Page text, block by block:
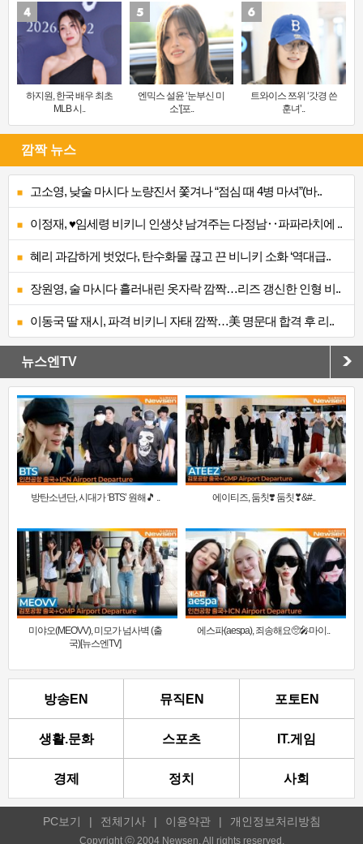
하지원, 한국 배우 최초
MLB 시..
엔믹스 설윤 ‘눈부신 미
소’[포..
트와이스 쯔위 ‘갓경 쓴
훈녀’..
깜짝 뉴스
고소영, 낮술 마시다 노량진서 쫓겨나 “점심 때 4병 마셔”(바..
이정재, ♥임세령 비키니 인생샷 남겨주는 다정남‥파파라치에 ..
혜리 과감하게 벗었다, 탄수화물 끊고 끈 비니키 소화 ‘역대급..
장원영, 술 마시다 흘러내린 옷자락 깜짝…리즈 갱신한 인형 비..
이동국 딸 재시, 파격 비키니 자태 깜짝…美 명문대 합격 후 리..
뉴스엔TV
방탄소년단, 시대가 ‘BTS’ 원해🎵 .. 에이티즈, 둠칫❣️ 둠칫❣&#..
미야오(MEOVV), 미모가 넘사벽 (출
국)[뉴스엔TV]
에스파(aespa), 죄송해요🥺🎤마이..
방송EN 뮤직EN 포토EN
생활.문화 스포츠 IT.게임
경제 정치 사회
PC보기 | 전체기사 | 이용약관 | 개인정보처리방침
Copyright ⓒ 2004 Newsen. All rights reserved.